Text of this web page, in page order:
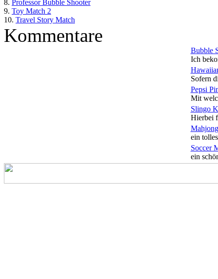
8. Professor Bubble Shooter
9. Toy Match 2
10. Travel Story Match
Kommentare
Bubble
Ich
Sofern
Pepsi
Mit
Slingo
Hierbei
ein
Soccer
ein